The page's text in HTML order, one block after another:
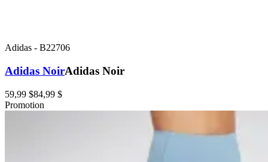
Adidas - B22706
Adidas NoirAdidas Noir
59,99 $84,99 $
Promotion